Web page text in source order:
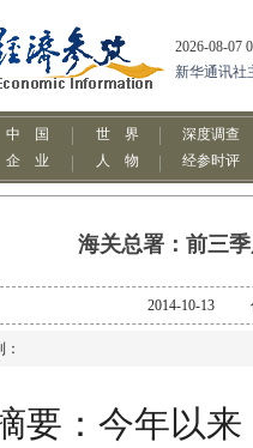
海关总署：前三
2014-10-13
要：今年以来